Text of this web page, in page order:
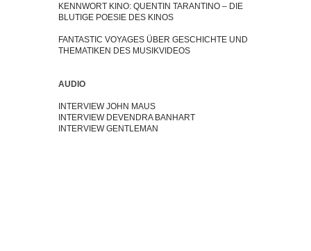
KENNWORT KINO: QUENTIN TARANTINO – DIE
BLUTIGE POESIE DES KINOS
FANTASTIC VOYAGES ÜBER GESCHICHTE UND
THEMATIKEN DES MUSIKVIDEOS
AUDIO
INTERVIEW JOHN MAUS
INTERVIEW DEVENDRA BANHART
INTERVIEW GENTLEMAN